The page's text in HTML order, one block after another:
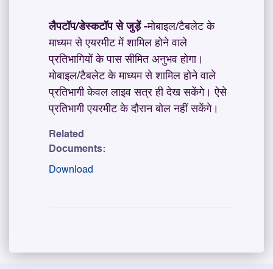
लैपटॉप/डेस्कटॉप से ​​जुड़ें -मोबाइल/टैबलेट के
माध्यम से एयरमीट में शामिल होने वाले
प्रतिभागियों के पास सीमित अनुभव होगा।
मोबाइल/टैबलेट के माध्यम से शामिल होने वाले
प्रतिभागी केवल लाइव सत्र ही देख सकेंगे। ऐसे
प्रतिभागी एयरमीट के दौरान बोल नहीं सकेंगे।
Related
Documents:
Download